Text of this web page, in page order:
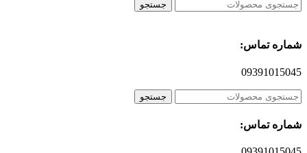
جستجو
شماره تماس:
09391015045
جستجو
شماره تماس: